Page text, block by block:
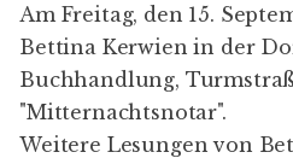
Am Freitag, den 15.
Bettina Kerwien in der
Buchhandlung,
"Mitternachtsnotar".
Weitere Lesungen von